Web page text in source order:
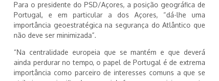
Para o presidente do PSD/Açores, a posição geográfica de
Portugal, e em particular a dos Açores, “dá-lhe uma
importância geoestratégica na segurança do Atlântico que
não deve ser minimizada”.
“Na centralidade europeia que se mantém e que deverá
ainda perdurar no tempo, o papel de Portugal é de extrema
importância como parceiro de interesses comuns a que se